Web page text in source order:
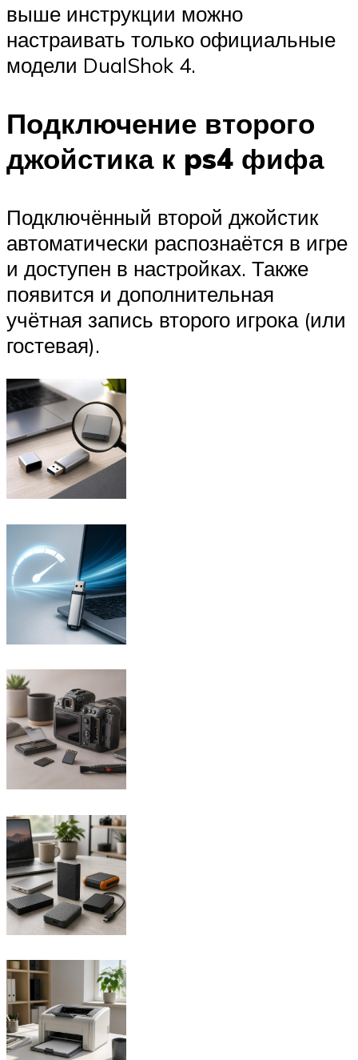
выше инструкции можно
настраивать только официальные
модели DualShok 4.
Подключение второго
джойстика к ps4 фифа
Подключённый второй джойстик
автоматически распознаётся в игре
и доступен в настройках. Также
появится и дополнительная
учётная запись второго игрока (или
гостевая).